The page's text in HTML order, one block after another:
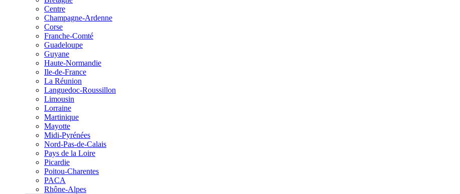
Centre
Champagne-Ardenne
Corse
Franche-Comté
Guadeloupe
Guyane
Haute-Normandie
Ile-de-France
La Réunion
Languedoc-Roussillon
Limousin
Lorraine
Martinique
Mayotte
Midi-Pyrénées
Nord-Pas-de-Calais
Pays de la Loire
Picardie
Poitou-Charentes
PACA
Rhône-Alpes